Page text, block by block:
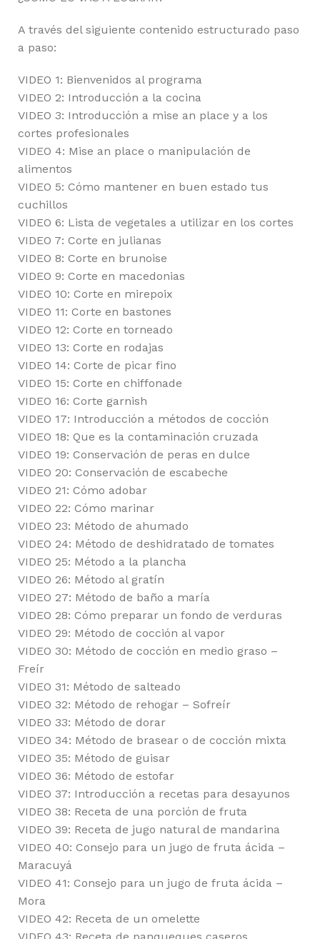
A través del siguiente contenido estructurado paso
a paso:
VIDEO 1: Bienvenidos al programa
VIDEO 2: Introducción a la cocina
VIDEO 3: Introducción a mise an place y a los
cortes profesionales
VIDEO 4: Mise an place o manipulación de
alimentos
VIDEO 5: Cómo mantener en buen estado tus
cuchillos
VIDEO 6: Lista de vegetales a utilizar en los cortes
VIDEO 7: Corte en julianas
VIDEO 8: Corte en brunoise
VIDEO 9: Corte en macedonias
VIDEO 10: Corte en mirepoix
VIDEO 11: Corte en bastones
VIDEO 12: Corte en torneado
VIDEO 13: Corte en rodajas
VIDEO 14: Corte de picar fino
VIDEO 15: Corte en chiffonade
VIDEO 16: Corte garnish
VIDEO 17: Introducción a métodos de cocción
VIDEO 18: Que es la contaminación cruzada
VIDEO 19: Conservación de peras en dulce
VIDEO 20: Conservación de escabeche
VIDEO 21: Cómo adobar
VIDEO 22: Cómo marinar
VIDEO 23: Método de ahumado
VIDEO 24: Método de deshidratado de tomates
VIDEO 25: Método a la plancha
VIDEO 26: Método al gratín
VIDEO 27: Método de baño a maría
VIDEO 28: Cómo preparar un fondo de verduras
VIDEO 29: Método de cocción al vapor
VIDEO 30: Método de cocción en medio graso –
Freír
VIDEO 31: Método de salteado
VIDEO 32: Método de rehogar – Sofreír
VIDEO 33: Método de dorar
VIDEO 34: Método de brasear o de cocción mixta
VIDEO 35: Método de guisar
VIDEO 36: Método de estofar
VIDEO 37: Introducción a recetas para desayunos
VIDEO 38: Receta de una porción de fruta
VIDEO 39: Receta de jugo natural de mandarina
VIDEO 40: Consejo para un jugo de fruta ácida –
Maracuyá
VIDEO 41: Consejo para un jugo de fruta ácida –
Mora
VIDEO 42: Receta de un omelette